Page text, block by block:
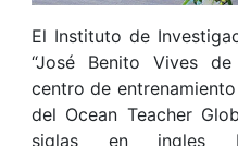
El Instituto de
“José Benito Vives
centro de
del Ocean Teacher
siglas en ingles